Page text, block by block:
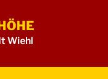
Wiehl